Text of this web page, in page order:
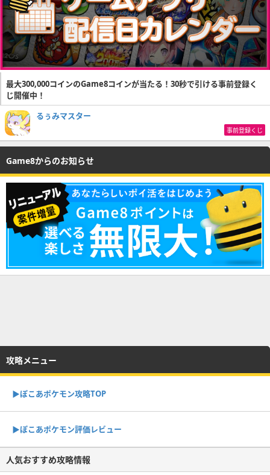
最大300,000コインのGame8コインが当たる！30秒で引ける事前登録く
じ開催中！
るぅみマスター
事前登録くじ
Game8からのお知らせ
攻略メニュー
▶︎ぽこあポケモン攻略TOP
▶︎ぽこあポケモン評価レビュー
人気おすすめ攻略情報